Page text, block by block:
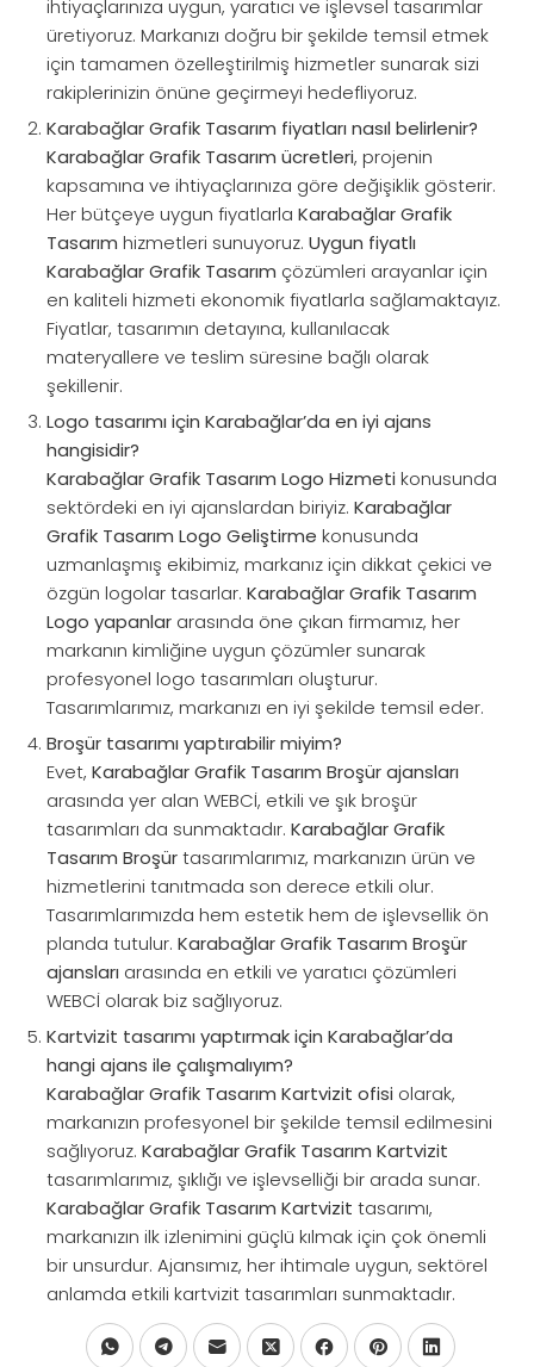
ihtiyaçlarınıza uygun, yaratıcı ve işlevsel tasarımlar
üretiyoruz. Markanızı doğru bir şekilde temsil etmek
için tamamen özelleştirilmiş hizmetler sunarak sizi
rakiplerinizin önüne geçirmeyi hedefliyoruz.
Karabağlar Grafik Tasarım fiyatları nasıl belirlenir?
Karabağlar Grafik Tasarım ücretleri, projenin
kapsamına ve ihtiyaçlarınıza göre değişiklik gösterir.
Her bütçeye uygun fiyatlarla Karabağlar Grafik
Tasarım hizmetleri sunuyoruz. Uygun fiyatlı
Karabağlar Grafik Tasarım çözümleri arayanlar için
en kaliteli hizmeti ekonomik fiyatlarla sağlamaktayız.
Fiyatlar, tasarımın detayına, kullanılacak
materyallere ve teslim süresine bağlı olarak
şekillenir.
Logo tasarımı için Karabağlar’da en iyi ajans
hangisidir?
Karabağlar Grafik Tasarım Logo Hizmeti konusunda
sektördeki en iyi ajanslardan biriyiz. Karabağlar
Grafik Tasarım Logo Geliştirme konusunda
uzmanlaşmış ekibimiz, markanız için dikkat çekici ve
özgün logolar tasarlar. Karabağlar Grafik Tasarım
Logo yapanlar arasında öne çıkan firmamız, her
markanın kimliğine uygun çözümler sunarak
profesyonel logo tasarımları oluşturur.
Tasarımlarımız, markanızı en iyi şekilde temsil eder.
Broşür tasarımı yaptırabilir miyim?
Evet, Karabağlar Grafik Tasarım Broşür ajansları
arasında yer alan WEBCİ, etkili ve şık broşür
tasarımları da sunmaktadır. Karabağlar Grafik
Tasarım Broşürtasarımlarımız, markanızın ürün ve
hizmetlerini tanıtmada son derece etkili olur.
Tasarımlarımızda hem estetik hem de işlevsellik ön
planda tutulur. Karabağlar Grafik Tasarım Broşür
ajansları arasında en etkili ve yaratıcı çözümleri
WEBCİ olarak biz sağlıyoruz.
Kartvizit tasarımı yaptırmak için Karabağlar’da
hangi ajans ile çalışmalıyım?
Karabağlar Grafik Tasarım Kartvizit ofisi olarak,
markanızın profesyonel bir şekilde temsil edilmesini
sağlıyoruz. Karabağlar Grafik Tasarım Kartvizit
tasarımlarımız, şıklığı ve işlevselliği bir arada sunar.
Karabağlar Grafik Tasarım Kartvizit tasarımı,
markanızın ilk izlenimini güçlü kılmak için çok önemli
bir unsurdur. Ajansımız, her ihtimale uygun, sektörel
anlamda etkili kartvizit tasarımları sunmaktadır.